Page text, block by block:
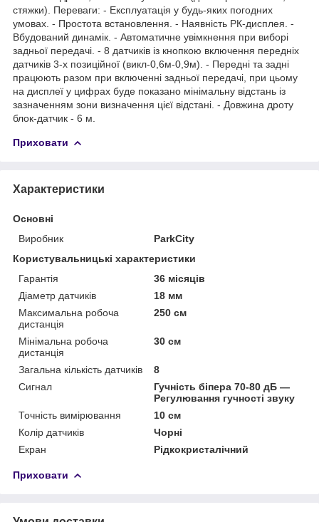
стяжки). Переваги: - Експлуатація у будь-яких погодних
умовах. - Простота встановлення. - Наявність РК-дисплея. -
Вбудований динамік. - Автоматичне увімкнення при виборі
задньої передачі. - 8 датчиків із кнопкою включення передніх
датчиків 3-х позиційної (викл-0,6м-0,9м). - Передні та задні
працюють разом при включенні задньої передачі, при цьому
на дисплеї у цифрах буде показано мінімальну відстань із
зазначенням зони визначення цієї відстані. - Довжина дроту
блок-датчик - 6 м.
Приховати
Характеристики
Основні
Виробник
ParkCity
Користувальницькі характеристики
Гарантія
36 місяців
Діаметр датчиків
18 мм
Максимальна робоча
дистанція
250 см
Мінімальна робоча
дистанція
30 см
Загальна кількість датчиків
8
Сигнал
Гучність біпера 70-80 дБ —
Регулювання гучності звуку
Точність вимірювання
10 см
Колір датчиків
Чорні
Екран
Рідкокристалічний
Приховати